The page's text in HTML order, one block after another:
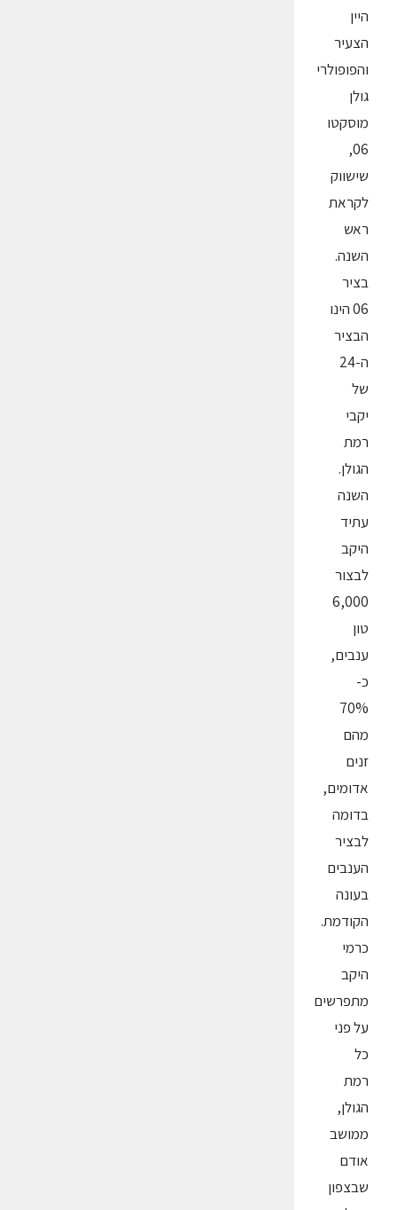
היין
הצעיר
והפופולרי
גולן
מוסקטו
06,
שישווק
לקראת
ראש
השנה.
בציר
06 הינו
הבציר
ה-24
של
יקבי
רמת
הגולן.
השנה
עתיד
היקב
לבצור
6,000
טון
ענבים,
כ-
70%
מהם
זנים
אדומים,
בדומה
לבציר
הענבים
בעונה
הקודמת.
כרמי
היקב
מתפרשים
על פני
כל
רמת
הגולן,
ממושב
אודם
שבצפון